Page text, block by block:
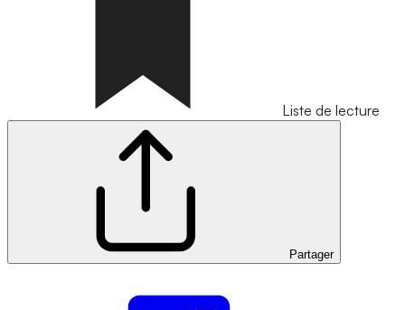
Liste de lecture
Partager